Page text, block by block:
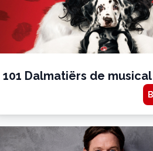
101 Dalmatiërs de musical